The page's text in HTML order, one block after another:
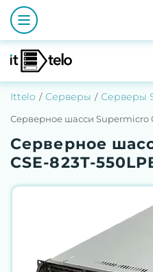
Ittelo Серверы Серверы
Серверное шасси Supermicro
Серверное
CSE-823T-